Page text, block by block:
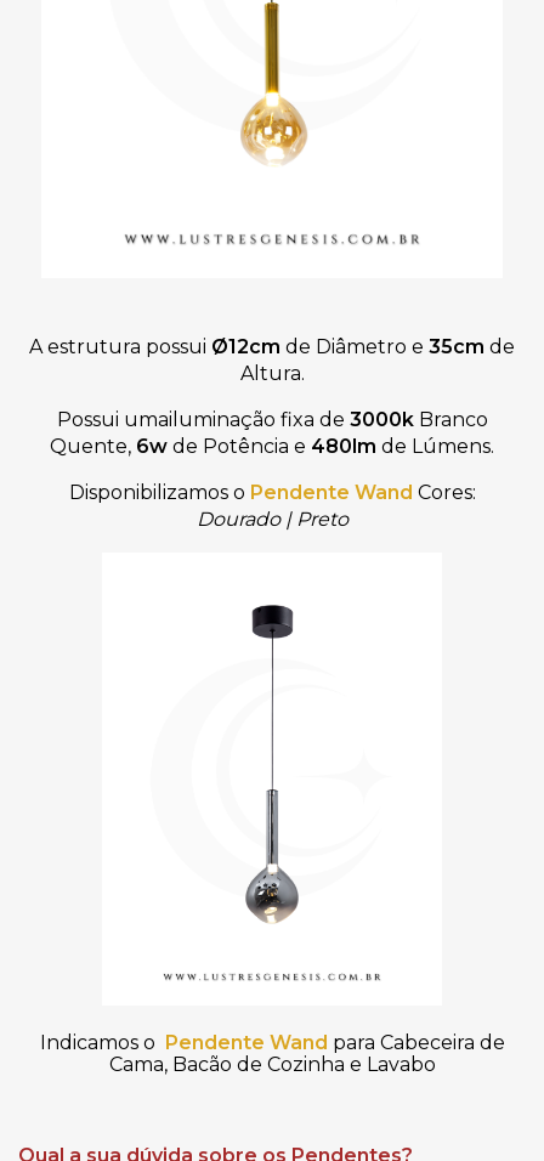
A estrutura possui Ø12cm de Diâmetro e 35cm de
Altura.
Possui umailuminação fixa de 3000kBranco
Quente, 6w de Potência e 480lm de Lúmens.
Disponibilizamos o Pendente Wand Cores:
Dourado |Preto
Indicamos o Pendente Wand para Cabeceira de
Cama, Bacão de Cozinha e Lavabo
Qual a sua dúvida sobre os Pendentes?